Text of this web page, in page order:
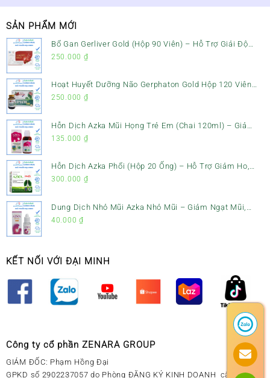
SẢN PHẨM MỚI
Bổ Gan Gerliver Gold (Hộp 90 Viên) – Hỗ Trợ Giải Độc
Gan, Mát Gan & Bảo Vệ Gan
250.000 ₫
Hoạt Huyết Dưỡng Não Gerphaton Gold Hộp 120 Viên
– Giảm Đau Đầu, Hoa Mắt, Chóng Mặt & Rối Loạn Tiền
250.000 ₫
Hỗn Dịch Azka Mũi Họng Trẻ Em (Chai 120ml) – Giảm
Ho, Tiêu Đờm & Đau Rát Họng
135.000 ₫
Hỗn Dịch Azka Phổi (Hộp 20 Ống) – Hỗ Trợ Giảm Ho,
Tiêu Đờm & Bổ Phổi
300.000 ₫
Dung Dịch Nhỏ Mũi Azka Nhỏ Mũi – Giảm Ngạt Mũi,
Sổ Mũi Cho Trẻ Sơ Sinh
40.000 ₫
KẾT NỐI VỚI ĐẠI MINH
Công ty cổ phần ZENARA GROUP
GIÁM ĐỐC: Phạm Hồng Đại
GPKD số 2902237057 do Phòng ĐĂNG KÝ KINH DOANH cấp ngày